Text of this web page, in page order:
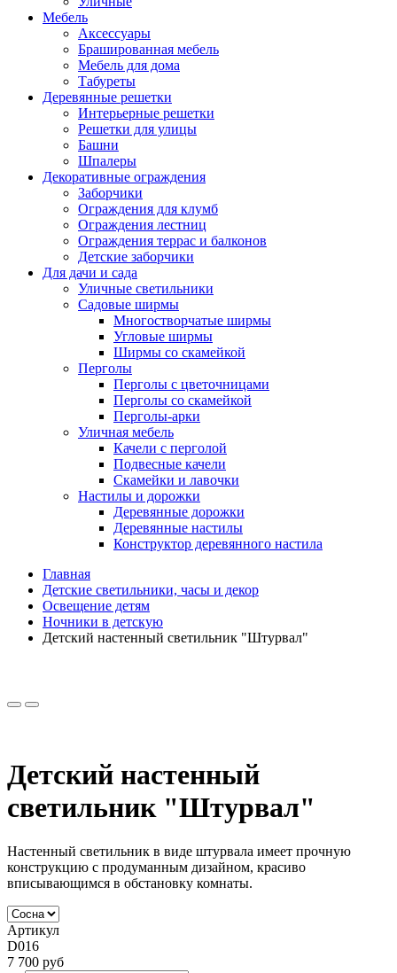
Мебель
Аксессуары
Брашированная мебель
Мебель для дома
Табуреты
Деревянные решетки
Интерьерные решетки
Решетки для улицы
Башни
Шпалеры
Декоративные ограждения
Заборчики
Ограждения для клумб
Ограждения лестниц
Ограждения террас и балконов
Детские заборчики
Для дачи и сада
Уличные светильники
Садовые ширмы
Многостворчатые ширмы
Угловые ширмы
Ширмы со скамейкой
Перголы
Перголы с цветочницами
Перголы со скамейкой
Перголы-арки
Уличная мебель
Качели с перголой
Подвесные качели
Скамейки и лавочки
Настилы и дорожки
Деревянные дорожки
Деревянные настилы
Конструктор деревянного настила
Главная
Детские светильники, часы и декор
Освещение детям
Ночники в детскую
Детский настенный светильник "Штурвал"
Детский настенный
светильник "Штурвал"
Настенный светильник в виде штурвала имеет прочную
конструкцию с продуманным дизайном, красиво
вписывающимся в обстановку комнаты.
Артикул
D016
7 700 руб